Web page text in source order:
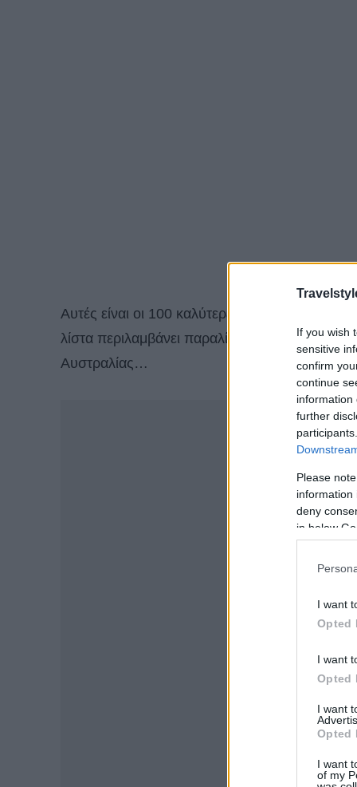
If you wish
sensitive
confirm
continue
information
further
Please
information
deny
in below
I want
Opted
I want
Opted
I want
Opted
I want
of my
Αυτές είναι οι 100 καλύτερες
λίστα περιλαμβάνει παραλίες από παντού από
Αυστραλίας…